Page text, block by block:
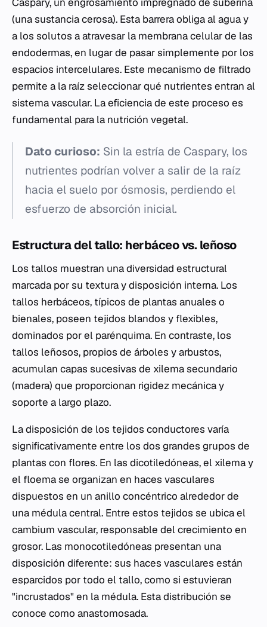
(una sustancia cerosa). Esta barrera obliga al agua y
a los solutos a atravesar la membrana celular de las
endodermas, en lugar de pasar simplemente por los
espacios intercelulares. Este mecanismo de filtrado
permite a la raíz seleccionar qué nutrientes entran al
sistema vascular. La eficiencia de este proceso es
fundamental para la nutrición vegetal.
Dato curioso: Sin la estría de Caspary, los
nutrientes podrían volver a salir de la raíz
hacia el suelo por ósmosis, perdiendo el
esfuerzo de absorción inicial.
Estructura del tallo: herbáceo vs. leñoso
Los tallos muestran una diversidad estructural
marcada por su textura y disposición interna. Los
tallos herbáceos, típicos de plantas anuales o
bienales, poseen tejidos blandos y flexibles,
dominados por el parénquima. En contraste, los
tallos leñosos, propios de árboles y arbustos,
acumulan capas sucesivas de xilema secundario
(madera) que proporcionan rigidez mecánica y
soporte a largo plazo.
La disposición de los tejidos conductores varía
significativamente entre los dos grandes grupos de
plantas con flores. En las dicotiledóneas, el xilema y
el floema se organizan en haces vasculares
dispuestos en un anillo concéntrico alrededor de
una médula central. Entre estos tejidos se ubica el
cambium vascular, responsable del crecimiento en
grosor. Las monocotiledóneas presentan una
disposición diferente: sus haces vasculares están
esparcidos por todo el tallo, como si estuvieran
"incrustados" en la médula. Esta distribución se
conoce como anastomosada.